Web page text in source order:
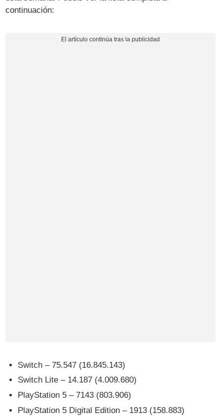
continuación:
Switch – 75.547 (16.845.143)
Switch Lite – 14.187 (4.009.680)
PlayStation 5 – 7143 (803.906)
PlayStation 5 Digital Edition – 1913 (158.883)